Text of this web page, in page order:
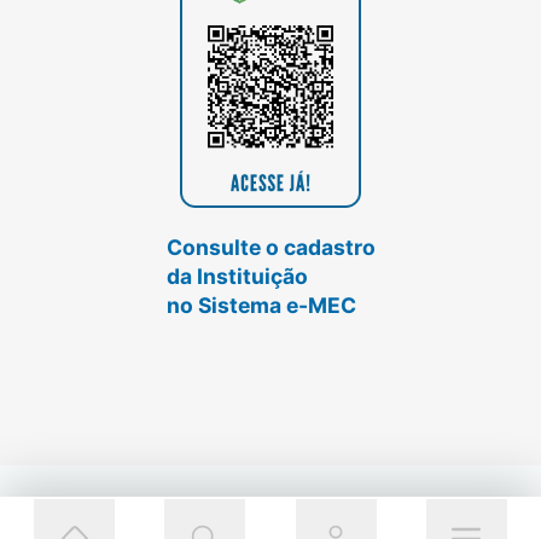
Consulte o cadastro
da Instituição
no Sistema e-MEC